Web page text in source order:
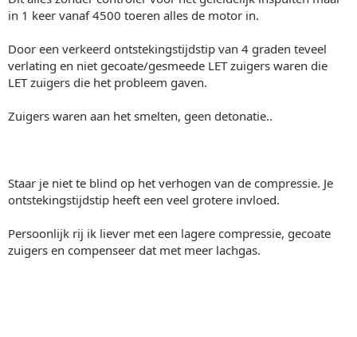
in 1 keer vanaf 4500 toeren alles de motor in.
Door een verkeerd ontstekingstijdstip van 4 graden teveel
verlating en niet gecoate/gesmeede LET zuigers waren die
LET zuigers die het probleem gaven.
Zuigers waren aan het smelten, geen detonatie..
Staar je niet te blind op het verhogen van de compressie. Je
ontstekingstijdstip heeft een veel grotere invloed.
Persoonlijk rij ik liever met een lagere compressie, gecoate
zuigers en compenseer dat met meer lachgas.